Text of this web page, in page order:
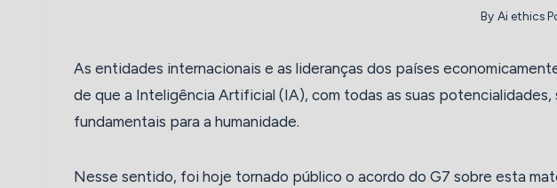
By Ai ethics
As entidades internacionais e as lideranças dos países
de que a Inteligência Artificial (IA), com todas as suas
fundamentais para a humanidade.
Nesse sentido, foi hoje tornado público o acordo do G7 sobre esta